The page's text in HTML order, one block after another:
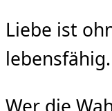
Liebe ist
Wer die